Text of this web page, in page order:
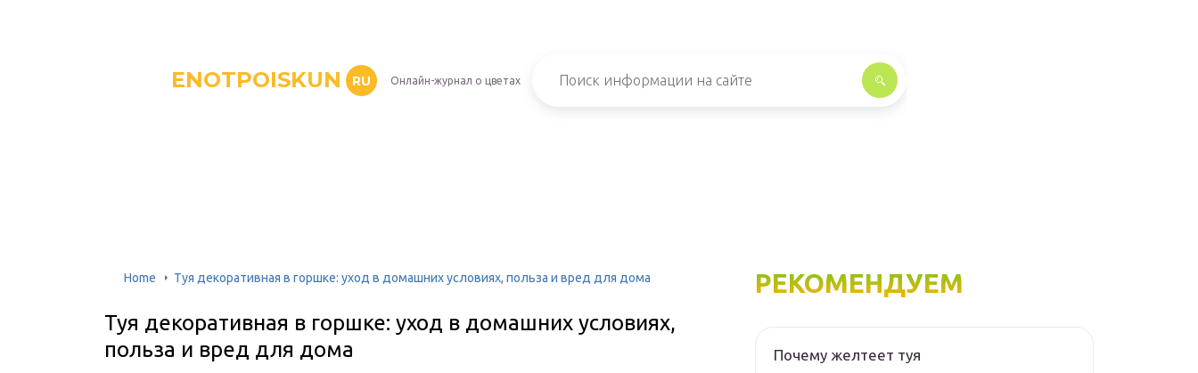
ENOTPOISKUN RU Онлайн-журнал о цветах
Home Туя декоративная в горшке: уход в домашних условиях, польза и вред для дома
Туя декоративная в горшке: уход в домашних условиях,
польза и вред для дома
РЕКОМЕНДУЕМ
Почему желтеет туя